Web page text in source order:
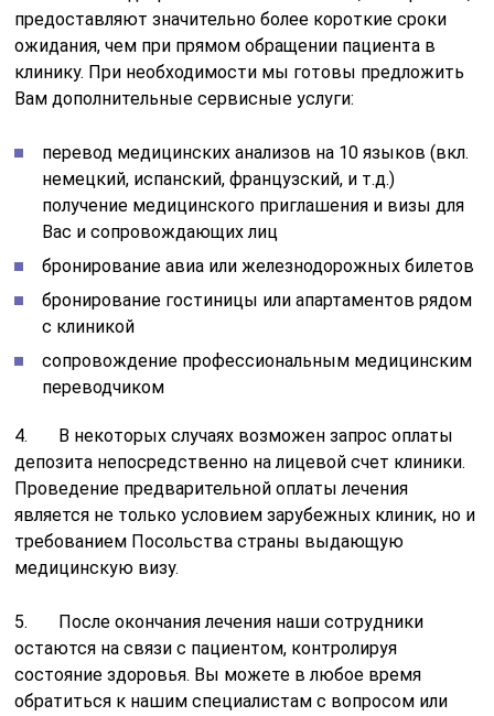
предоставляют значительно более короткие сроки
ожидания, чем при прямом обращении пациента в
клинику. При необходимости мы готовы предложить
Вам дополнительные сервисные услуги:
перевод медицинских анализов на 10 языков (вкл.
немецкий, испанский, французский, и т.д.)
получение медицинского приглашения и визы для
Вас и сопровождающих лиц
бронирование авиа или железнодорожных билетов
бронирование гостиницы или апартаментов рядом
с клиникой
сопровождение профессиональным медицинским
переводчиком
4. В некоторых случаях возможен запрос оплаты
депозита непосредственно на лицевой счет клиники.
Проведение предварительной оплаты лечения
является не только условием зарубежных клиник, но и
требованием Посольства страны выдающую
медицинскую визу.
5. После окончания лечения наши сотрудники
остаются на связи с пациентом, контролируя
состояние здоровья. Вы можете в любое время
обратиться к нашим специалистам с вопросом или